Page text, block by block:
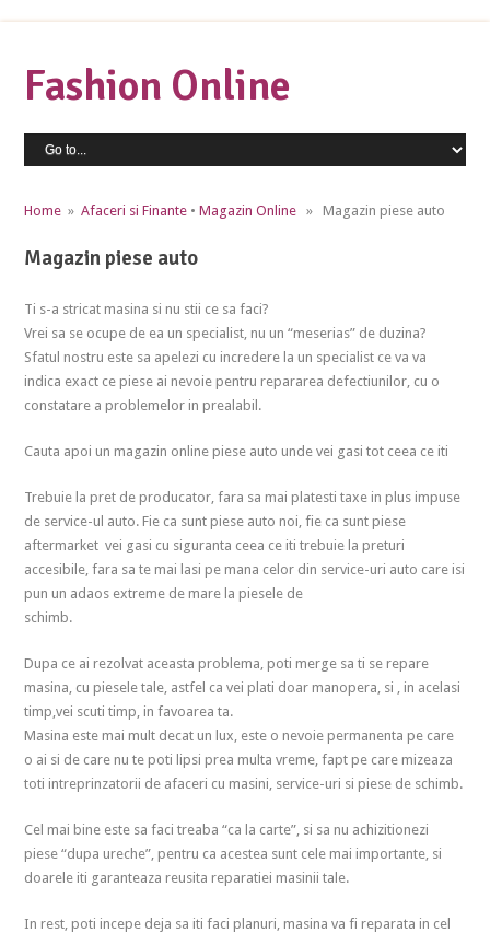
Fashion Online
Home» Afaceri si Finante• Magazin Online» Magazin piese auto
Magazin piese auto
Ti s-a stricat masina si nu stii ce sa faci?
Vrei sa se ocupe de ea un specialist, nu un “meserias” de duzina?
Sfatul nostru este sa apelezi cu incredere la un specialist ce va va
indica exact ce piese ai nevoie pentru repararea defectiunilor, cu o
constatare a problemelor in prealabil.
Cauta apoi un magazin online piese auto unde vei gasi tot ceea ce iti
Trebuie la pret de producator, fara sa mai platesti taxe in plus impuse
de service-ul auto. Fie ca sunt piese auto noi, fie ca sunt piese
aftermarket vei gasi cu siguranta ceea ce iti trebuie la preturi
accesibile, fara sa te mai lasi pe mana celor din service-uri auto care isi
pun un adaos extreme de mare la piesele de
schimb.
Dupa ce ai rezolvat aceasta problema, poti merge sa ti se repare
masina, cu piesele tale, astfel ca vei plati doar manopera, si , in acelasi
timp,vei scuti timp, in favoarea ta.
Masina este mai mult decat un lux, este o nevoie permanenta pe care
o ai si de care nu te poti lipsi prea multa vreme, fapt pe care mizeaza
toti intreprinzatorii de afaceri cu masini, service-uri si piese de schimb.
Cel mai bine este sa faci treaba “ca la carte”, si sa nu achizitionezi
piese “dupa ureche”, pentru ca acestea sunt cele mai importante, si
doarele iti garanteaza reusita reparatiei masinii tale.
In rest, poti incepe deja sa iti faci planuri, masina va fi reparata in cel